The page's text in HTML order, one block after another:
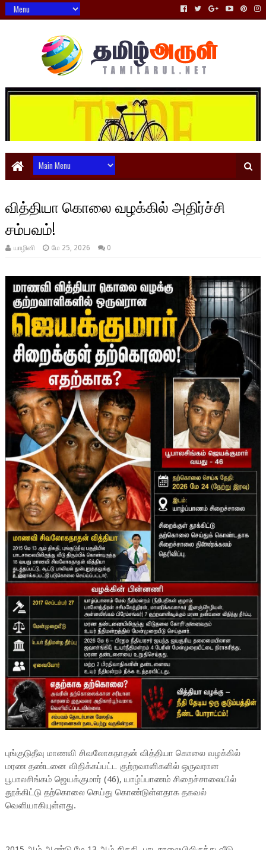
வித்தியா கொலை வழக்கில் அதிர்ச்சி
சம்பவம்!
யாழினி மே 25, 2026 0
புங்குடுதீவு மாணவி சிவலோகநாதன் வித்தியா கொலை வழக்கில்
மரணதண்டனை விதிக்கப்பட்ட குற்றவாளிகளில் ஒருவரான
பூபாலசிங்கம் ஜெயக்குமார் (46), யாழ்ப்பாணம் சிறைச்சாலையில்
தூக்கிட்டு தற்கொலை செய்து கொண்டுள்ளதாக தகவல்
வெளியாகியுள்ளது.